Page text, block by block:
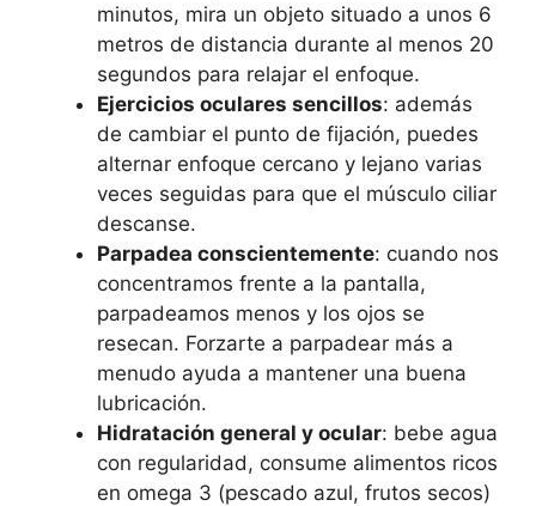
minutos, mira un objeto situado a unos 6
metros de distancia durante al menos 20
segundos para relajar el enfoque.
Ejercicios oculares sencillos: además
de cambiar el punto de fijación, puedes
alternar enfoque cercano y lejano varias
veces seguidas para que el músculo ciliar
descanse.
Parpadea conscientemente: cuando nos
concentramos frente a la pantalla,
parpadeamos menos y los ojos se
resecan. Forzarte a parpadear más a
menudo ayuda a mantener una buena
lubricación.
Hidratación general y ocular: bebe agua
con regularidad, consume alimentos ricos
en omega 3 (pescado azul, frutos secos)